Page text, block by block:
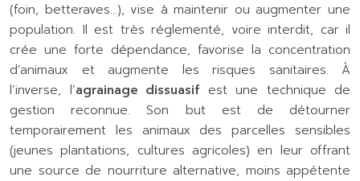
(foin, betteraves…), vise à maintenir ou augmenter une
population. Il est très réglementé, voire interdit, car il
crée une forte dépendance, favorise la concentration
d’animaux et augmente les risques sanitaires. À
l’inverse, l’agrainage dissuasif est une technique de
gestion reconnue. Son but est de détourner
temporairement les animaux des parcelles sensibles
(jeunes plantations, cultures agricoles) en leur offrant
une source de nourriture alternative, moins appétente